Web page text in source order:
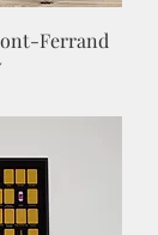
Ferrand